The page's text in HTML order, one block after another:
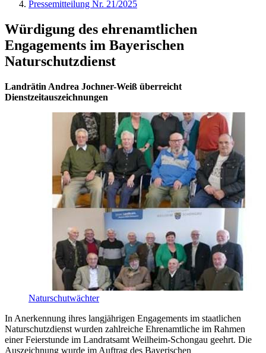
Pressemitteilung Nr. 21/2025
Würdigung des ehrenamtlichen
Engagements im Bayerischen
Naturschutzdienst
Landrätin Andrea Jochner-Weiß überreicht
Dienstzeitauszeichnungen
Naturschutwächter
In Anerkennung ihres langjährigen Engagements im staatlichen
Naturschutzdienst wurden zahlreiche Ehrenamtliche im Rahmen
einer Feierstunde im Landratsamt Weilheim-Schongau geehrt. Die
Auszeichnung wurde im Auftrag des Bayerischen